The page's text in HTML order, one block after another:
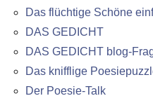
Das flüchtige Schöne
DAS GEDICHT
DAS GEDICHT blog-
Das knifflige
Der Poesie-Talk